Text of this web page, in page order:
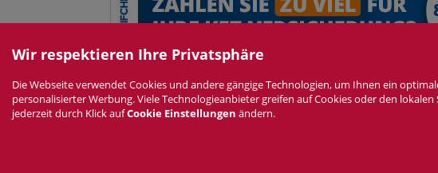
Datenschutzerklärung Impressum Nutzungsbedingungen Newsletter
Das Fiat 124Spider
Wir respektieren Ihre Privatsphäre
Die Webseite verwendet Cookies und andere gängige Technologien, um Ihnen ein
personalisierter Werbung. Viele Technologieanbieter greifen auf Cookies oder den
jederzeit durch Klick aufCookie Einstellungen ändern.